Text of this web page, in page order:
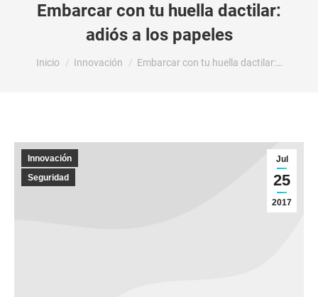
Embarcar con tu huella dactilar:
adiós a los papeles
Estás aquí:
Inicio Innovación Embarcar con tu huella dactilar:…
Jul
25
2017
Innovación
Seguridad